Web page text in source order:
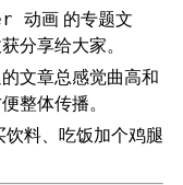
动画的专题文
分享给大家。
文章总感觉曲高和
整体传播。
料、吃饭加个鸡腿